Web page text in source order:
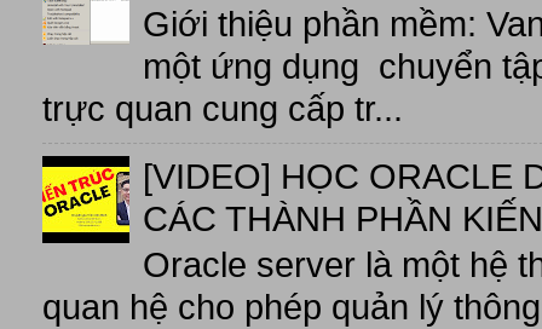
Giới thiệu phần mềm:
một ứng dụng chuyển
trực quan cung cấp tr...
[VIDEO] HỌC ORACLE
CÁC THÀNH PHẦN
Oracle server là một hệ
quan hệ cho phép quản lý